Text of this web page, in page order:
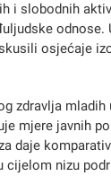
i slobodnih
odnose.
osjećaje
zdravlja
mjere javnih
daje
nizu